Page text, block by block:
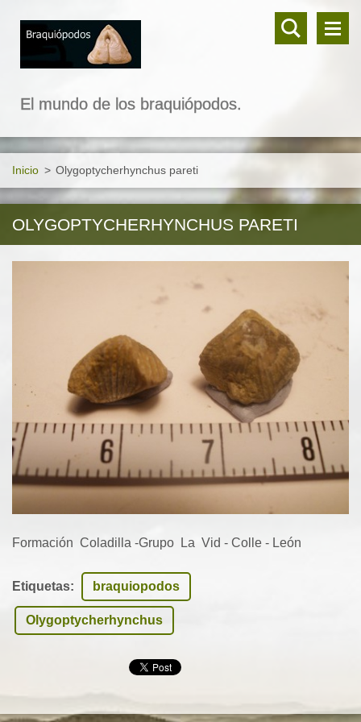
El mundo de los braquiópodos.
Inicio > Olygoptycherhynchus pareti
OLYGOPTYCHERHYNCHUS PARETI
Formación Coladilla -Grupo La Vid - Colle - León
Etiquetas: braquiopodos
Olygoptycherhynchus